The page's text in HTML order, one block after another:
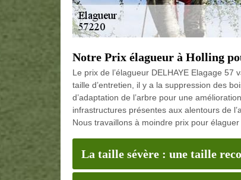
Notre Prix élagueur à Holling
Le prix de l’élagueur DELHAYE Elagage
taille d’entretien, il y a la suppression des
d’adaptation de l’arbre pour une
infrastructures présentes aux alentours de
Nous travaillons à moindre prix pour élaguer
La taille sévère : une taille